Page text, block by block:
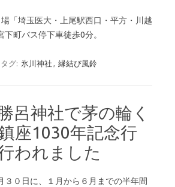
場「埼玉医大・上尾駅西口・平方・川越
町バス停下車徒歩0分。
タグ: 氷川神社 , 縁結び風鈴
呂神社で茅の輪く
座1030年記念行
われました
３０日に、１月から６月までの半年間